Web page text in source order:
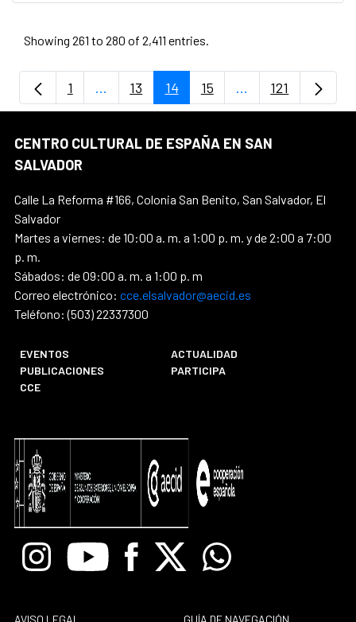
Showing 261 to 280 of 2,411 entries.
Page
1 ...Intermediate Pages Use TAB to navigate.
Page
13 Page
14 Page
15 ...Intermediate
Page
121
CENTRO CULTURAL DE ESPAÑA EN SAN
SALVADOR
Calle La Reforma #166, Colonia San Benito, San Salvador, El
Salvador
Martes a viernes: de 10:00 a. m. a 1:00 p. m. y de 2:00 a 7:00
p. m.
Sábados: de 09:00 a. m. a 1:00 p. m
Correo electrónico: cce.elsalvador@aecid.es
Teléfono: (503) 22337300
EVENTOS
ACTUALIDAD
PUBLICACIONES
PARTICIPA
CCE
InstagramYoutube Facebook
X Whatsapp